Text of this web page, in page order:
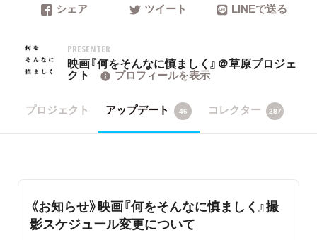
シェア ツイート LINEで送る
PRESENTER
映画『何をそんなに慎ましく』＠草原プロジェ
クト プロフィールを表示
プロジェクト アップデート 46 コレクター 287
《お知らせ》映画『何をそんなに慎ましく』撮
影スケジュール変更について